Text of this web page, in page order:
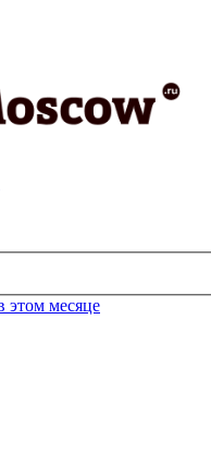
этом месяце